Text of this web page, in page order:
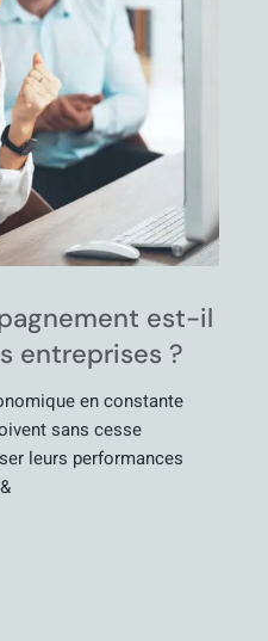
est-il
entreprises ?
en constante
sans cesse
leurs performances